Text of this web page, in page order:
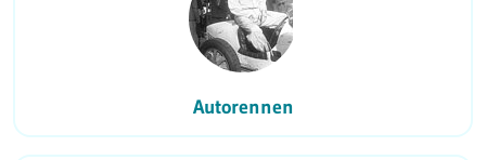
Autorennen